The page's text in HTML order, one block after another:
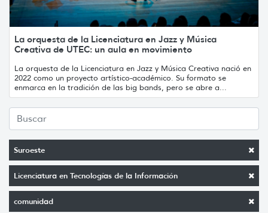
Suroeste
Licenciatura en Tecnologías de la Información
comunidad
La orquesta de la Licenciatura en Jazz y Música
Creativa de UTEC: un aula en movimiento
La orquesta de la Licenciatura en Jazz y Música Creativa nació en
2022 como un proyecto artístico-académico. Su formato se
enmarca en la tradición de las big bands, pero se abre a...